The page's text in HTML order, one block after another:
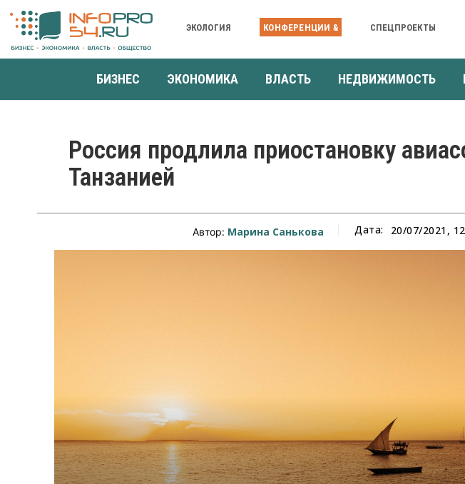
ЭКОЛОГИЯ КОНФЕРЕНЦИИ & СПЕЦПРОЕКТЫ
БИЗНЕС ЭКОНОМИКА ВЛАСТЬ НЕДВИЖИМОСТЬ
Россия продлила приостановку
Танзанией
Автор: Марина Санькова Дата: 20/07/2021,